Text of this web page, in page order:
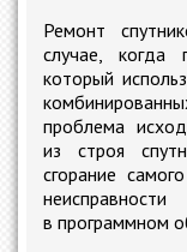
Ремонт
случае, когда
который
проблема
из строя
сгорание
в программном